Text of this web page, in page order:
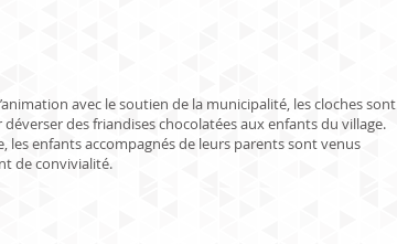
avec le soutien de la municipalité, les cloches sont
des friandises chocolatées aux enfants du village.
les enfants accompagnés de leurs parents sont venus
de convivialité.